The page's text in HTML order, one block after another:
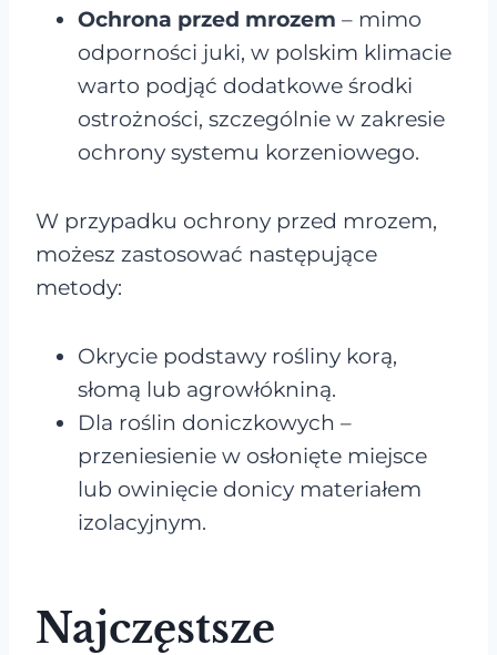
Ochrona przed mrozem – mimo
odporności juki, w polskim klimacie
warto podjąć dodatkowe środki
ostrożności, szczególnie w zakresie
ochrony systemu korzeniowego.
W przypadku ochrony przed mrozem,
możesz zastosować następujące
metody:
Okrycie podstawy rośliny korą,
słomą lub agrowłókniną.
Dla roślin doniczkowych –
przeniesienie w osłonięte miejsce
lub owinięcie donicy materiałem
izolacyjnym.
Najczęstsze